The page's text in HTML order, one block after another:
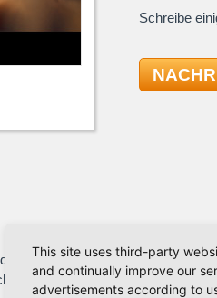
Schreibe
Jahres das Tanzen wieder für
I Kurs (Standard&Latein).
This site uses third-party
and continually improve our
advertisements according to